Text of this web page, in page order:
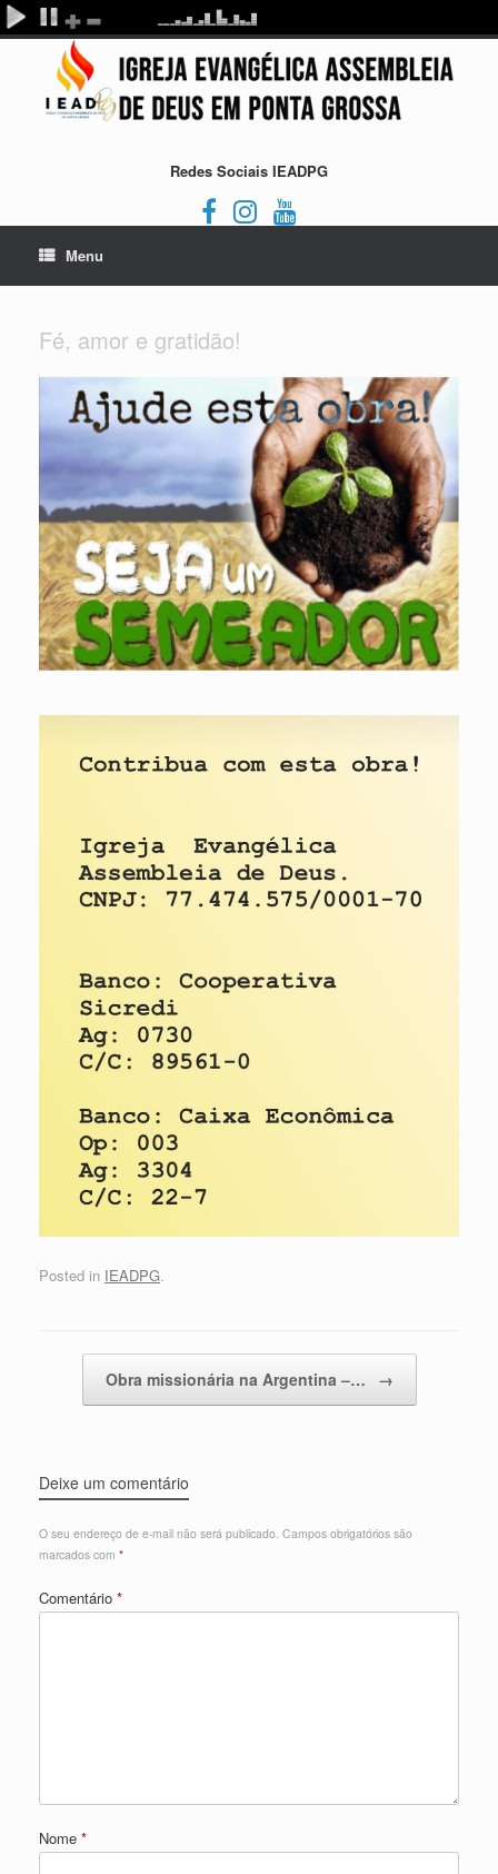
Redes Sociais IEADPG
Menu
Fé, amor e gratidão!
Posted in IEADPG.
Obra missionária na Argentina –… →
Deixe um comentário
O seu endereço de e-mail não será publicado. Campos obrigatórios são
marcados com *
Comentário *
Nome *